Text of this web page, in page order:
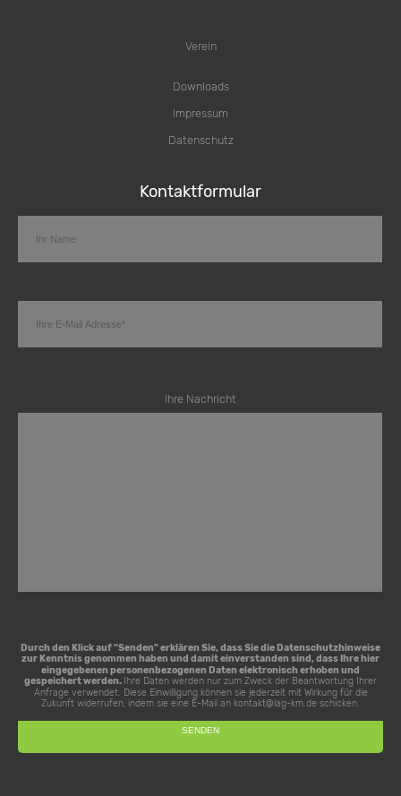
Verein
Downloads
Impressum
Datenschutz
Kontaktformular
Ihre Nachricht
Durch den Klick auf "Senden" erklären Sie, dass Sie dieDatenschutzhinweise
zur Kenntnis genommen haben und damit einverstanden sind, dass Ihre hier
eingegebenen personenbezogenen Daten elektronisch erhoben und
gespeichert werden. Ihre Daten werden nur zum Zweck der Beantwortung Ihrer
Anfrage verwendet. Diese Einwilligung können sie jederzeit mit Wirkung für die
Zukunft widerrufen, indem sie eine E-Mail an kontakt@lag-km.de schicken.